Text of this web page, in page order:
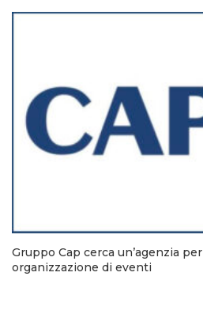
Gruppo Cap cerca un’agenzia
organizzazione di eventi